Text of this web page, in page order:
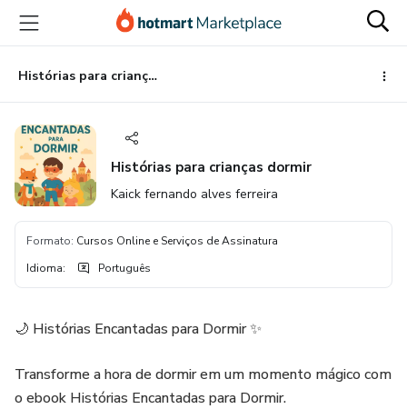
para
conteúdo
principal
para
pagamento
para
rodapé
Histórias para crianças dormir
Histórias para crianças dormir
Kaick fernando alves ferreira
Formato: Cursos Online e Serviços de Assinatura
Idioma: Português
🌙 Histórias Encantadas para Dormir ✨
Transforme a hora de dormir em um momento mágico com
o ebook Histórias Encantadas para Dormir.